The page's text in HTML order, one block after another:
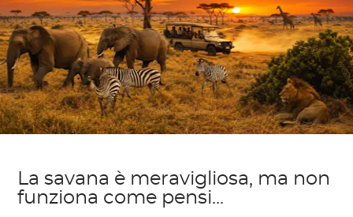
La savana è meravigliosa, ma non
funziona come pensi...